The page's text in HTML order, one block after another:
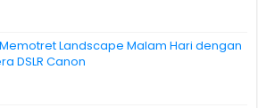
Landscape Malam Hari dengan
DSLR Canon